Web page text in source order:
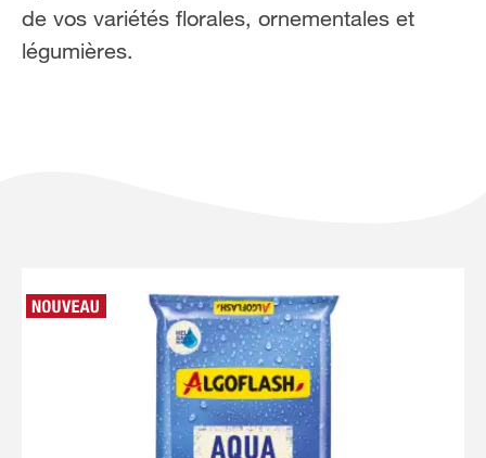
de vos variétés florales, ornementales et
légumières.